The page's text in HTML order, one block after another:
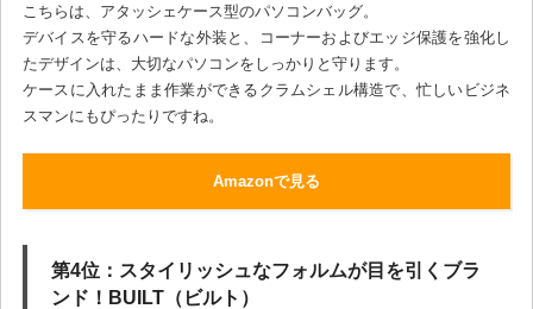
こちらは、アタッシェケース型のパソコンバッグ。
デバイスを守るハードな外装と、コーナーおよびエッジ保護を強化し
たデザインは、大切なパソコンをしっかりと守ります。
ケースに入れたまま作業ができるクラムシェル構造で、忙しいビジネ
スマンにもぴったりですね。
Amazonで見る
第4位：スタイリッシュなフォルムが目を引くブラ
ンド！BUILT（ビルト）